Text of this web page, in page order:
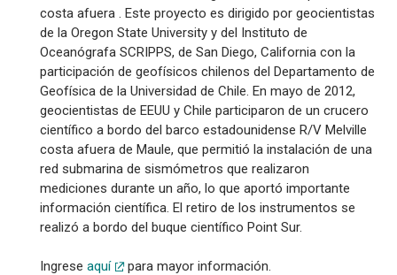
costa afuera . Este proyecto es dirigido por geocientistas
de la Oregon State University y del Instituto de
Oceanógrafa SCRIPPS, de San Diego, California con la
participación de geofísicos chilenos del Departamento de
Geofísica de la Universidad de Chile. En mayo de 2012,
geocientistas de EEUU y Chile participaron de un crucero
científico a bordo del barco estadounidense R/V Melville
costa afuera de Maule, que permitió la instalación de una
red submarina de sismómetros que realizaron
mediciones durante un año, lo que aportó importante
información científica. El retiro de los instrumentos se
realizó a bordo del buque científico Point Sur.
Ingrese aquí para mayor información.